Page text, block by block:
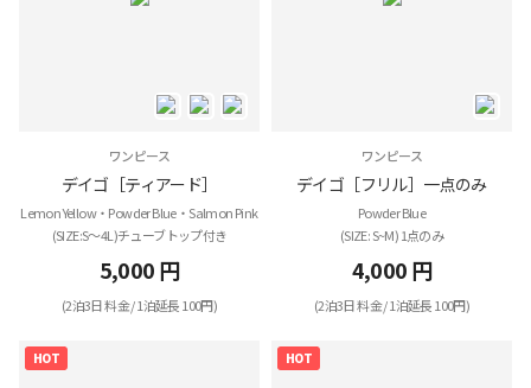
ワンピース
デイゴ［ティアード］
Lemon Yellow・Powder Blue・Salmon Pink
(SIZE:S～4L)チューブトップ付き
5,000 円
(2泊3日 料金 / 1泊延長 100円)
ワンピース
デイゴ［フリル］一点のみ
Powder Blue
(SIZE: S~M) 1点のみ
4,000 円
(2泊3日 料金 / 1泊延長 100円)
HOT HOT